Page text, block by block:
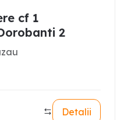
cf 1
2
Detalii